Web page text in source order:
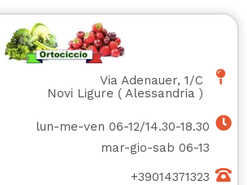
Via Adenauer, 1/C
Novi Ligure ( Alessandria )
lun-me-ven 06-12/14.30-18.30
mar-gio-sab 06-13
+39014371323